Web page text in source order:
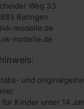
Weg 33
Ratingen
modelle.de
modelle.de
und
für Kinder unter 14